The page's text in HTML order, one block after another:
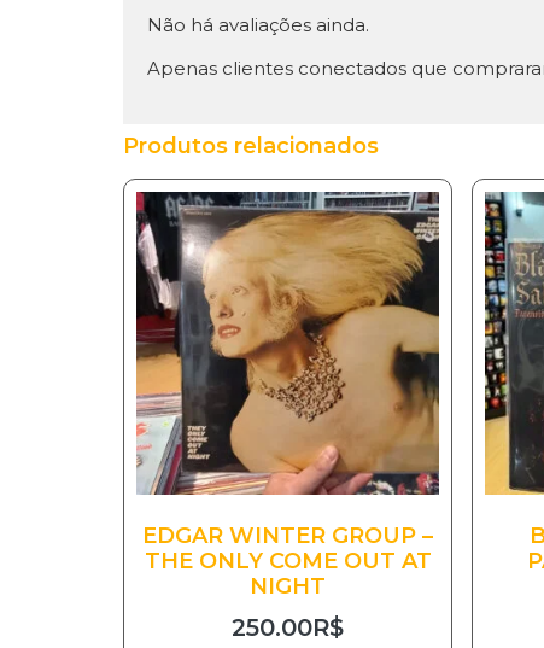
Não há avaliações ainda.
Apenas clientes conectados que
Produtos relacionados
EDGAR WINTER GROUP –
THE ONLY COME OUT AT
NIGHT
250.00R$